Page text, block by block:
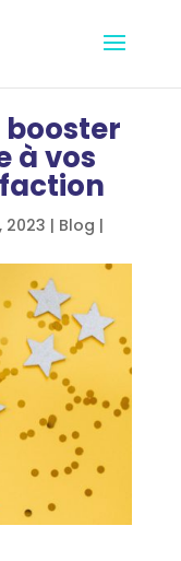
booster
à vos
2023 | Blog |